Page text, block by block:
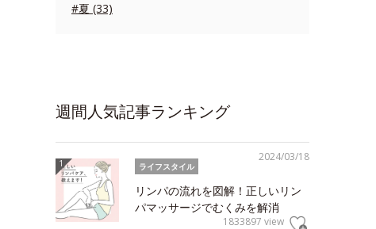
#夏 (33)
週間人気記事ランキング
2024/03/18
ライフスタイル
リンパの流れを図解！正しいリン
パマッサージでむくみを解消
1833897 view